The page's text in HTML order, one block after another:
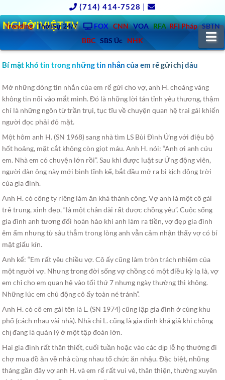
(714) 414-7528 |
Trending ThờiSự 24/7 FOX CNN VOA RFA RFI Pháp SBTN
BBC SBS Úc NHK
NGƯỜIVIỆT.TV
Bí mật khó tin trong những tin nhắn của em rể gửi chị dâu
Mở những dòng tin nhắn của em rể gửi cho vợ, anh H. choáng váng
không tin nổi vào mắt mình. Đó là những lời tán tỉnh yêu thương, thậm
chí là những ngôn từ trần trụi, tục tĩu về chuyện quan hệ trai gái khiến
người đọc phải đỏ mặt.
Một hôm anh H. (SN 1968) sang nhà tìm LS Bùi Đình Ứng với điệu bộ
hốt hoảng, mặt cắt không còn giọt máu. Anh H. nói: “Anh ơi anh cứu
em. Nhà em có chuyện lớn rồi”. Sau khi được luật sư Ứng động viên,
người đàn ông này mới bình tĩnh kể, bắt đầu mở ra bi kịch động trời
của gia đình.
Anh H. có công ty riêng làm ăn khá thành công. Vợ anh là một cô gái
trẻ trung, xinh đẹp, “là một chân dài rất được chồng yêu”. Cuộc sống
gia đình anh tương đối hoàn hảo khi anh làm ra tiền, vợ đẹp gia đình
êm ấm nhưng từ sâu thẳm trong lòng anh vẫn cảm nhận thấy vợ có bí
mật giấu kín.
Anh kể: “Em rất yêu chiều vợ. Cô ấy cũng làm tròn trách nhiệm của
một người vợ. Nhưng trong đời sống vợ chồng có một điều kỳ lạ là, vợ
em chỉ cho em quan hệ vào tối thứ 7 nhưng ngày thường thì không.
Những lúc em chủ động cô ấy toàn né tránh”.
Anh H. có cô em gái tên là L. (SN 1974) cũng lập gia đình ở cùng khu
phố (cách nhau vài nhà). Nhà chị L. cũng là gia đình khá giả khi chồng
chị đang là quản lý ở một tập đoàn lớn.
Hai gia đình rất thân thiết, cuối tuần hoặc vào các dịp lễ họ thường đi
chợ mua đồ ăn về nhà cùng nhau tổ chức ăn nhậu. Đặc biệt, những
tháng gần đây vợ anh H. và em rể rất vui vẻ, thân thiện, thường xuyên